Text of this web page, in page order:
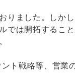
ました。しか
では開拓するこ
ト戦略等、営業